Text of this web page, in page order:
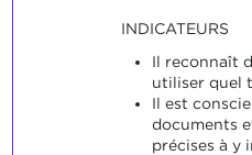
INDICATEURS
Il reconnaît
utiliser quel
Il est
documents
précises à y